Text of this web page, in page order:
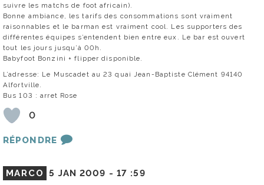
suivre les matchs de foot africain).
Bonne ambiance, les tarifs des consommations sont vraiment
raisonnables et le barman est vraiment cool. Les supporters des
différentes équipes s’entendent bien entre eux. Le bar est ouvert
tout les jours jusqu’à 00h.
Babyfoot Bonzini + flipper disponible.
L’adresse: Le Muscadet au 23 quai Jean-Baptiste Clément 94140
Alfortville.
Bus 103 : arret Rose
0
RÉPONDRE
MARCO 5 JAN 2009 - 17 :59